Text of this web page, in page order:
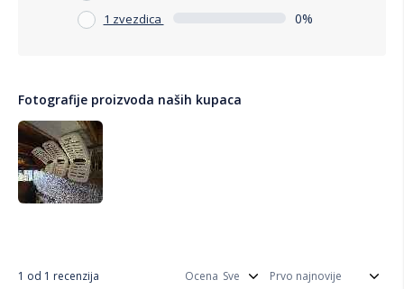
1 zvezdica 0%
Fotografije proizvoda naših kupaca
1 od 1 recenzija Ocena